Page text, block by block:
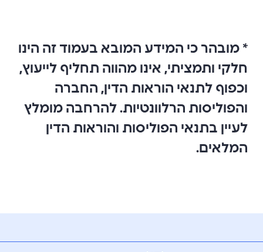
* מובהר כי המידע המובא בעמוד זה הינו
חלקי ותמציתי, אינו מהווה תחליף לייעוץ,
וכפוף לתנאי הוראות הדין, החברה
והפוליסות הרלוונטיות. להרחבה מומלץ
לעיין בתנאי הפוליסות והוראות הדין
המלאים.